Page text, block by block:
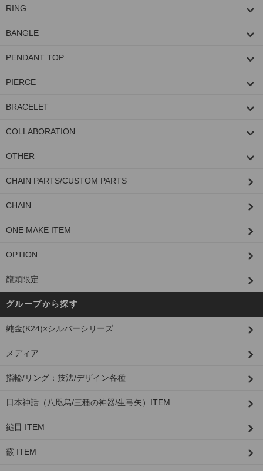
RING
BANGLE
PENDANT TOP
PIERCE
BRACELET
COLLABORATION
OTHER
CHAIN PARTS/CUSTOM PARTS
CHAIN
ONE MAKE ITEM
OPTION
龍頭限定
グループから探す
純金(K24)×シルバーシリーズ
メディア
指輪/リング：技法/デザイン各種
日本神話（八咫烏/三種の神器/生弓矢）ITEM
鎚目 ITEM
霰 ITEM